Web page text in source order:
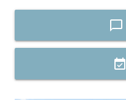
chat_bubble_outline
event_available